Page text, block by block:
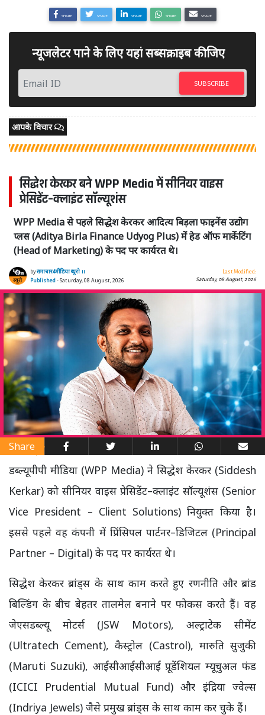
SHARE SHARE SHARE SHARE SHARE
न्यूजलेटर पाने के लिए यहां सब्सक्राइब कीजिए
SUBSCRIBE
आपके विचार
सिद्धेश केरकर बने WPP Media में सीनियर वाइस
प्रेसिडेंट–क्लाइंट सॉल्यूशंस
WPP Media से पहले सिद्धेश केरकर आदित्य बिड़ला फाइनेंस उद्योग
प्लस (Aditya Birla Finance Udyog Plus) में हेड ऑफ मार्केटिंग
(Head of Marketing) के पद पर कार्यरत थे।
byसमाचार4मीडिया ब्यूरो ।।
Published- Saturday, 08 August, 2026
Last Modified:
Saturday, 08 August, 2026
Share
डब्ल्यूपीपी मीडिया (WPP Media) ने सिद्धेश केरकर (Siddesh
Kerkar) को सीनियर वाइस प्रेसिडेंट–क्लाइंट सॉल्यूशंस (Senior
Vice President – Client Solutions) नियुक्त किया है।
इससे पहले वह कंपनी में प्रिंसिपल पार्टनर–डिजिटल (Principal
Partner – Digital) के पद पर कार्यरत थे।
सिद्धेश केरकर ब्रांड्स के साथ काम करते हुए रणनीति और ब्रांड
बिल्डिंग के बीच बेहतर तालमेल बनाने पर फोकस करते हैं। वह
जेएसडब्ल्यू मोटर्स (JSW Motors), अल्ट्राटेक सीमेंट
(Ultratech Cement), कैस्ट्रोल (Castrol), मारुति सुजुकी
(Maruti Suzuki), आईसीआईसीआई प्रूडेंशियल म्यूचुअल फंड
(ICICI Prudential Mutual Fund) और इंद्रिया ज्वेल्स
(Indriya Jewels) जैसे प्रमुख ब्रांड्स के साथ काम कर चुके हैं।